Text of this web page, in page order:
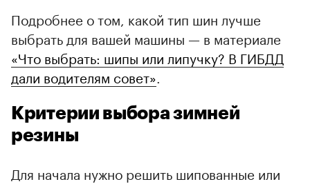
Подробнее о том, какой тип шин лучше
выбрать для вашей машины — в материале
«Что выбрать: шипы или липучку? В ГИБДД
дали водителям совет».
Критерии выбора зимней
резины
Для начала нужно решить шипованные или